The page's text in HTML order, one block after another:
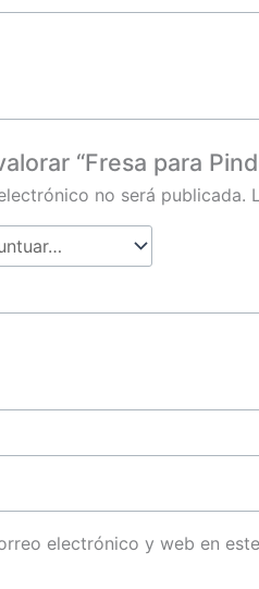
“Fresa para
no será publicada.
electrónico y web en